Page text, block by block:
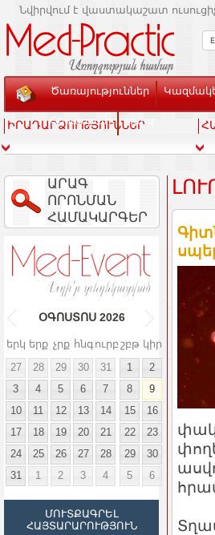
Նվիրվում է վաստակաշատ
Ծառայություններ
Տեսասրահ Կապ
ԻՐԱԴԱՐՁՈՒԹՅՈՒՆՆԵՐ
ԱՐԱԳ
ՈՐՈՆՄԱՆ
ՀԱՄԱԿԱՐԳԵՐ
ՕԳՈՍՏՈՍ 2026
երկ երք չրք հնգուրբ շբթ կիր
27
28 29 30 31 1
2
3
4 5 6 7 8
9
10
11 12 13 14 15
16
17
18 19 20 21 22
23
24
25 26 27 28 29
30
31
1 2 3 4 5 6
ՄՈՒՏՔԱԳՐԵԼ
ՀԱՅՏԱՐԱՐՈՒԹՅՈՒՆ